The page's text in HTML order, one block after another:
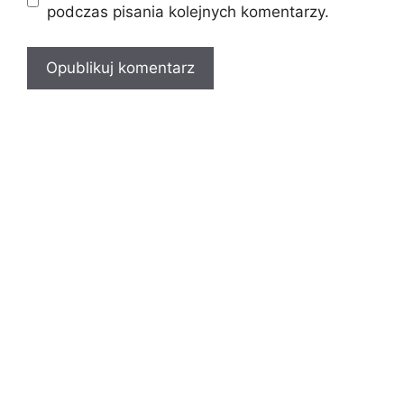
podczas pisania kolejnych komentarzy.